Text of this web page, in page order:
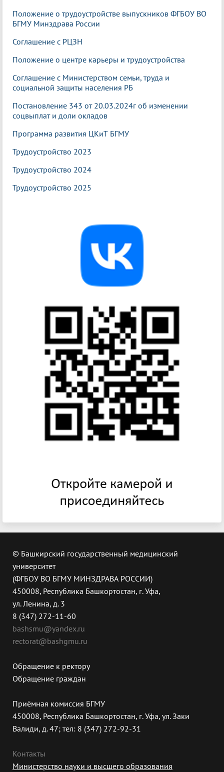
Положение о трудоустройстве выпускников ФГБОУ ВО
БГМУ Минздрава России
Соглашение с РЦЗН
Положение о центре карьеры и трудоустройства
Соглашение с Министерством семьи, труда и
социальной защиты населения РБ
Постановление 343 от 20.03.2024г об изменении
соцвыплат и доли окладов
Программа развития ЦКиТ БГМУ
Трудоустройство 2023
Трудоустройство 2024
Трудоустройство 2025
© Башкирский государственный медицинский
университет
(ФГБОУ ВО БГМУ МИНЗДРАВА РОССИИ)
450008, Республика Башкортостан, г. Уфа,
ул. Ленина, д. 3
8 (347) 272-11-60
bashsmu@yandex.ru
rectorat@bashgmu.ru
Обращение к ректору
Обращение граждан
Приёмная комиссия БГМУ
450008, Республика Башкортостан, г. Уфа, ул. Заки
Валиди, д. 47; тел: 8 (347) 272-92-31
Контакты
Министерство науки и высшего образования